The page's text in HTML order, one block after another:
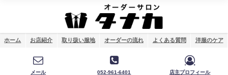
ホーム お店紹介 取り扱い服地 オーダーの流れ よくある質問 洋服のケア
メール 052-961-6401 店主プロフィール